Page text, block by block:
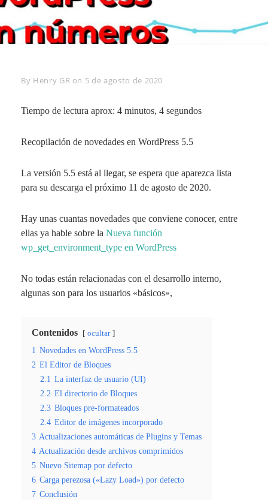
By Byline
Henry GR on 5 de agosto de 2020
Tiempo de lectura aprox: 4 minutos, 4 segundos
Recopilación de novedades en WordPress 5.5
La versión 5.5 está al llegar, se espera que aparezca lista
para su descarga el próximo 11 de agosto de 2020.
Hay unas cuantas novedades que conviene conocer, entre
ellas ya hable sobre la Nueva función
wp_get_environment_type en WordPress
No todas están relacionadas con el desarrollo interno,
algunas son para los usuarios «básicos»,
Contenidos ocultar
1 Novedades en WordPress 5.5
2 El Editor de Bloques
2.1 La interfaz de usuario (UI)
2.2 El directorio de Bloques
2.3 Bloques pre-formateados
2.4 Editor de imágenes incorporado
3 Actualizaciones automáticas de Plugins y Temas
4 Actualización desde archivos comprimidos
5 Nuevo Sitemap por defecto
6 Carga perezosa («Lazy Load») por defecto
7 Conclusión